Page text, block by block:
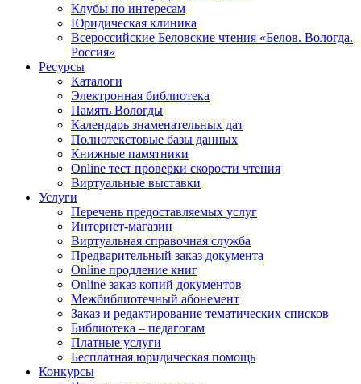
Клубы по интересам
Юридическая клиника
Всероссийские Беловские чтения «Белов. Вологда.
Россия»
Ресурсы
Каталоги
Электронная библиотека
Память Вологды
Календарь знаменательных дат
Полнотекстовые базы данных
Книжные памятники
Online тест проверки скорости чтения
Виртуальные выставки
Услуги
Перечень предоставляемых услуг
Интернет-магазин
Виртуальная справочная служба
Предварительный заказ документа
Online продление книг
Online заказ копий документов
Межбиблиотечный абонемент
Заказ и редактирование тематических списков
Библиотека – педагогам
Платные услуги
Бесплатная юридическая помощь
Конкурсы